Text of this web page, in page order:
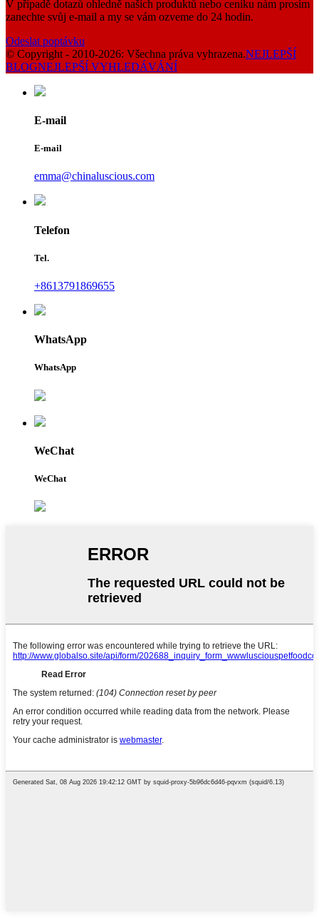
V případě dotazů ohledně našich produktů nebo ceníku nám prosím
zanechte svůj e-mail a my se vám ozveme do 24 hodin.
Odeslat poptávku
© Copyright - 2010-2026: Všechna práva vyhrazena.NEJLEPŠÍ
BLOGNEJLEPŠÍ VYHLEDÁVÁNÍ
E-mail
E-mail
emma@chinaluscious.com
Telefon
Tel.
+8613791869655
WhatsApp
WhatsApp
WeChat
WeChat